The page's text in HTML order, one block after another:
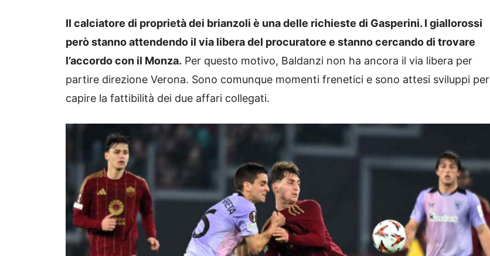
Il calciatore di proprietà dei brianzoli è una delle richieste di Gasperini. I giallorossi
però stanno attendendo il via libera del procuratore e stanno cercando di trovare
l’accordo con il Monza. Per questo motivo, Baldanzi non ha ancora il via libera per
partire direzione Verona. Sono comunque momenti frenetici e sono attesi sviluppi per
capire la fattibilità dei due affari collegati.